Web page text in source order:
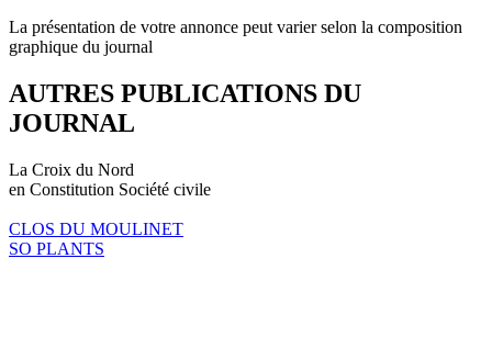
La présentation de votre annonce peut varier selon la composition
graphique du journal
AUTRES PUBLICATIONS DU
JOURNAL
La Croix du Nord
en Constitution Société civile
CLOS DU MOULINET
SO PLANTS